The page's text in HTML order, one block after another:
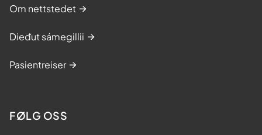
Om nettstedet
Dieđut sámegillii
Pasientreiser
FØLG OSS